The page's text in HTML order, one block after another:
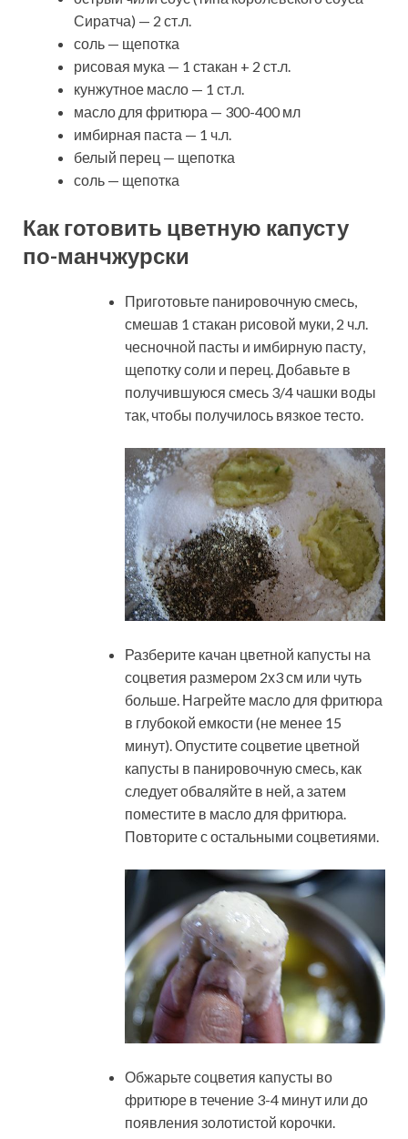
Сиратча) — 2 ст.л.
соль — щепотка
рисовая мука — 1 стакан + 2 ст.л.
кунжутное масло — 1 ст.л.
масло для фритюра — 300-400 мл
имбирная паста — 1 ч.л.
белый перец — щепотка
соль — щепотка
Как готовить цветную капусту
по-манчжурски
Приготовьте панировочную смесь,
смешав 1 стакан рисовой муки, 2 ч.л.
чесночной пасты и имбирную пасту,
щепотку соли и перец. Добавьте в
получившуюся смесь 3/4 чашки воды
так, чтобы получилось вязкое тесто.
Разберите качан цветной капусты на
соцветия размером 2х3 см или чуть
больше. Нагрейте масло для фритюра
в глубокой емкости (не менее 15
минут). Опустите соцветие цветной
капусты в панировочную смесь, как
следует обваляйте в ней, а затем
поместите в масло для фритюра.
Повторите с остальными соцветиями.
Обжарьте соцветия капусты во
фритюре в течение 3-4 минут или до
появления золотистой корочки.